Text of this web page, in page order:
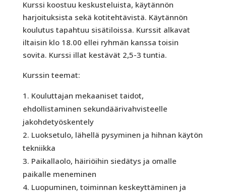
Kurssi koostuu keskusteluista, käytännön
harjoituksista sekä kotitehtävistä. Käytännön
koulutus tapahtuu sisätiloissa. Kurssit alkavat
iltaisin klo 18.00 ellei ryhmän kanssa toisin
sovita. Kurssi illat kestävät 2,5-3 tuntia.
Kurssin teemat:
Kouluttajan mekaaniset taidot,
ehdollistaminen sekundäärivahvisteelle
jakohdetyöskentely
Luoksetulo, lähellä pysyminen ja hihnan käytön
tekniikka
Paikallaolo, häiriöihin siedätys ja omalle
paikalle meneminen
Luopuminen, toiminnan keskeyttäminen ja